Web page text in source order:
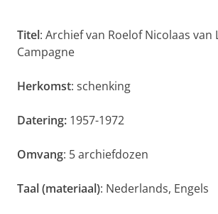
Titel: Archief van Roelof Nicolaas van
Campagne
Herkomst: schenking
Datering: 1957-1972
Omvang: 5 archiefdozen
Taal (materiaal): Nederlands, Engels